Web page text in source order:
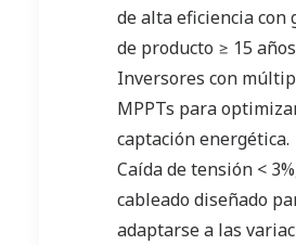
de alta eficiencia con
de producto ≥ 15
Inversores con
MPPTs para
captación energética.
Caída de tensión <
cableado diseñado
adaptarse a las